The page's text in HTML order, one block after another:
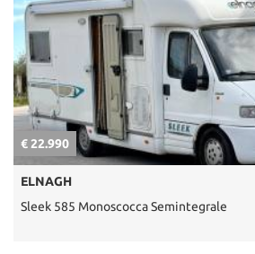
€ 22.990
ELNAGH
Sleek 585 Monoscocca Semintegrale